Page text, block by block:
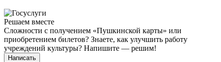
Решаем вместе
Сложности с получением «Пушкинской карты» или
приобретением билетов? Знаете, как улучшить работу
учреждений культуры? Напишите — решим!
Написать